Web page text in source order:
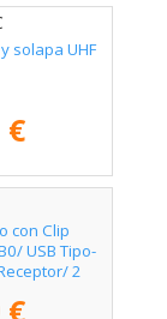
solapa UHF
€
con Clip
USB Tipo-
2
€